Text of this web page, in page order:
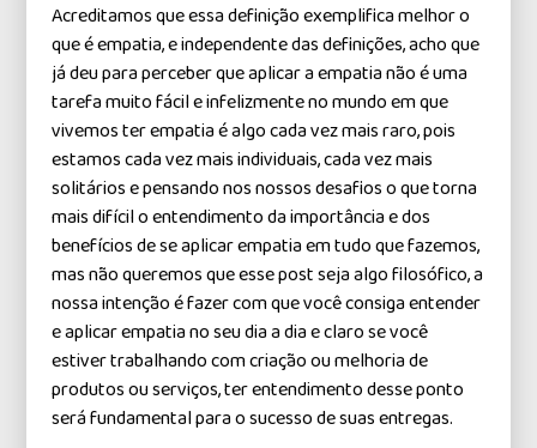
Acreditamos que essa definição exemplifica melhor o
que é empatia, e independente das definições, acho que
já deu para perceber que aplicar a empatia não é uma
tarefa muito fácil e infelizmente no mundo em que
vivemos ter empatia é algo cada vez mais raro, pois
estamos cada vez mais individuais, cada vez mais
solitários e pensando nos nossos desafios o que torna
mais difícil o entendimento da importância e dos
benefícios de se aplicar empatia em tudo que fazemos,
mas não queremos que esse post seja algo filosófico, a
nossa intenção é fazer com que você consiga entender
e aplicar empatia no seu dia a dia e claro se você
estiver trabalhando com criação ou melhoria de
produtos ou serviços, ter entendimento desse ponto
será fundamental para o sucesso de suas entregas.